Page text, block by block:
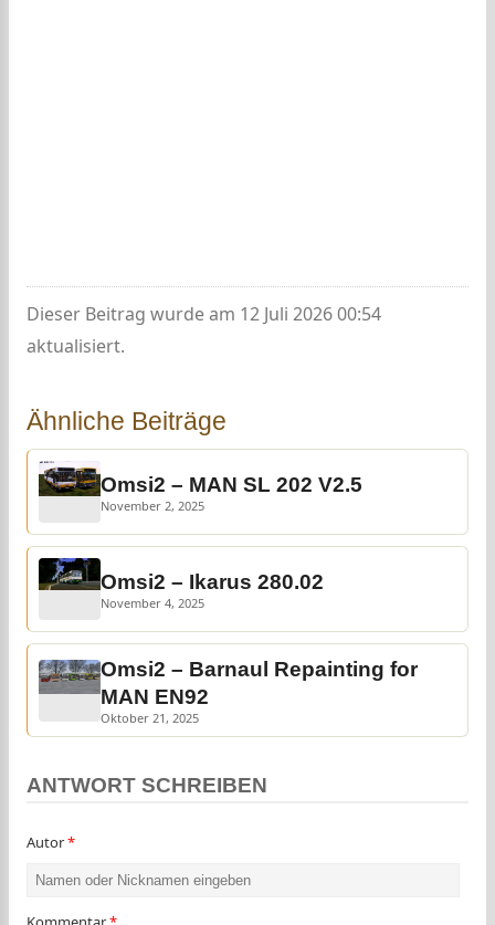
Dieser Beitrag wurde am 12 Juli 2026 00:54
aktualisiert.
Ähnliche Beiträge
Omsi2 – MAN SL 202 V2.5
November 2, 2025
Omsi2 – Ikarus 280.02
November 4, 2025
Omsi2 – Barnaul Repainting for
MAN EN92
Oktober 21, 2025
ANTWORT SCHREIBEN
Autor*